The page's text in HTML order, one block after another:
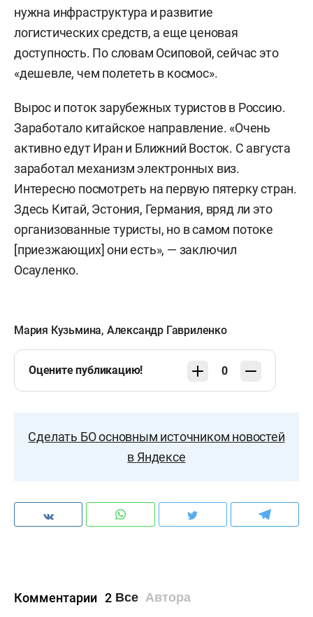
нужна инфраструктура и развитие
логистических средств, а еще ценовая
доступность. По словам Осиповой, сейчас это
«дешевле, чем полететь в космос».
Вырос и поток зарубежных туристов в Россию.
Заработало китайское направление. «Очень
активно едут Иран и Ближний Восток. С августа
заработал механизм электронных виз.
Интересно посмотреть на первую пятерку стран.
Здесь Китай, Эстония, Германия, вряд ли это
организованные туристы, но в самом потоке
[приезжающих] они есть», — заключил
Осауленко.
Мария Кузьмина, Александр Гавриленко
Оцените публикацию! 0
Сделать БО основным источником новостей
в Яндексе
Комментарии 2 Все Автора